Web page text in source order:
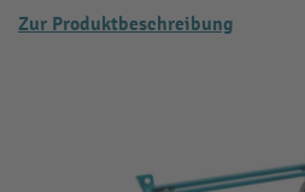
Zur Produktbeschreibung